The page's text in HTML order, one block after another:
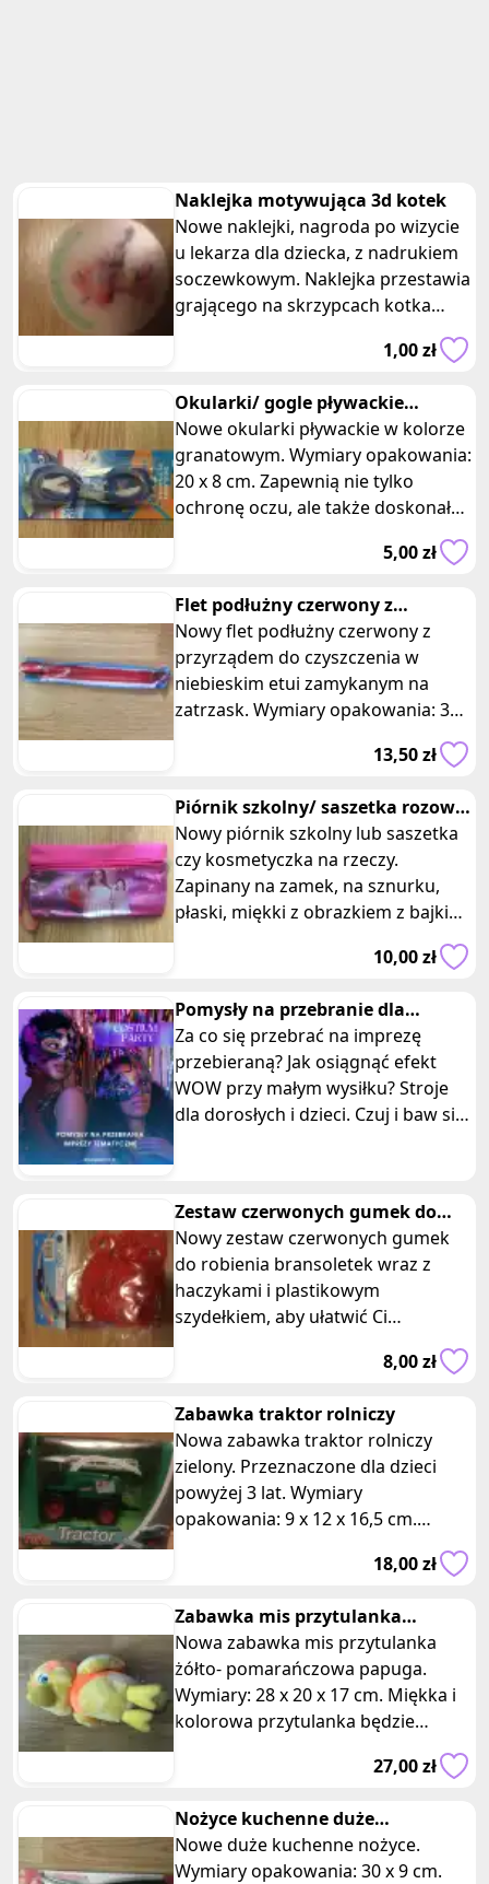
Naklejka motywująca 3d kotek
Nowe naklejki, nagroda po wizycie
u lekarza dla dziecka, z nadrukiem
soczewkowym. Naklejka przestawia
grającego na skrzypcach kotka
1,00 zł
Okularki/ gogle pływackie
dziecięce granatowe
Nowe okularki pływackie w kolorze
granatowym. Wymiary opakowania:
20 x 8 cm. Zapewnią nie tylko
ochronę oczu, ale także doskonałe
5,00 zł
Flet podłużny czerwony z
przyrządem do czyszczenia w etui
Nowy flet podłużny czerwony z
przyrządem do czyszczenia w
niebieskim etui zamykanym na
zatrzask. Wymiary opakowania: 35
x 6 cm. Posiadam 5 takich samych
13,50 zł
Piórnik szkolny/ saszetka rozowa
zapinana na zamek
Nowy piórnik szkolny lub saszetka
czy kosmetyczka na rzeczy.
Zapinany na zamek, na sznurku,
płaski, miękki z obrazkiem z bajki
10,00 zł
Pomysły na przebranie dla
dorosłych i dzieci
Za co się przebrać na imprezę
przebieraną? Jak osiągnąć efekt
WOW przy małym wysiłku? Stroje
dla dorosłych i dzieci. Czuj i baw się
Zestaw czerwonych gumek do
bransoletek z akcesoriami
Nowy zestaw czerwonych gumek
do robienia bransoletek wraz z
haczykami i plastikowym
szydełkiem, aby ułatwić Ci
motywów. Posiadam dwa8,00 zł
Zabawka traktor rolniczy
Nowa zabawka traktor rolniczy
zielony. Przeznaczone dla dzieci
powyżej 3 lat. Wymiary
opakowania: 9 x 12 x 16,5 cm.
Zabawka to idealna propozycja dla
18,00 zł
Zabawka mis przytulanka
kolorowa duża papuga
Nowa zabawka mis przytulanka
żółto- pomarańczowa papuga.
Wymiary: 28 x 20 x 17 cm. Miękka i
kolorowa przytulanka będzie
27,00 zł
Nożyce kuchenne duże
przezroczyste opakowanie
Nowe duże kuchenne nożyce.
Wymiary opakowania: 30 x 9 cm.